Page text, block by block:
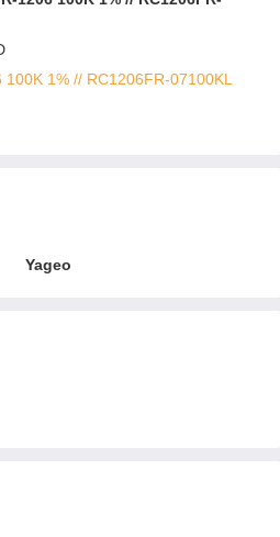
100K 1% // RC1206FR-07100KL
Yageo